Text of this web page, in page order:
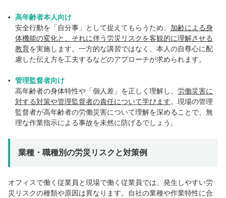
高年齢者本人向け
安全行動を「自分事」として捉えてもらうため、 加齢による身
体機能の変化と、それに伴う労災リスクを客観的に理解させる
教育を実施します。一方的な講習ではなく、本人の自尊心に配
慮した伝え方を工夫するなどのアプローチが求められます。
管理監督者向け
高年齢者の身体特性や「個人差」を正しく理解し、 労働災害に
対する対策や管理監督者の責任について学びます。現場の管理
監督者が高年齢者の労働災害について理解を深めることで、無
理な作業指示による事故を未然に防げるでしょう。
業種・職種別の労災リスクと対策例
オフィスで働く従業員と現場で働く従業員では、発生しやすい労
災リスクの種類や原因は異なります。自社の業種や作業特性に合